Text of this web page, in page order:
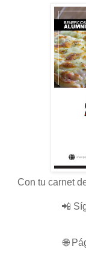
Con tu carnet
📲
🌐